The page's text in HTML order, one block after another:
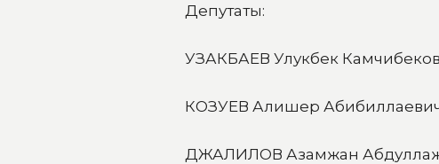
Депутаты:
УЗАКБАЕВ Улукбек
КОЗУЕВ Алишер
ДЖАЛИЛОВ Азамжан